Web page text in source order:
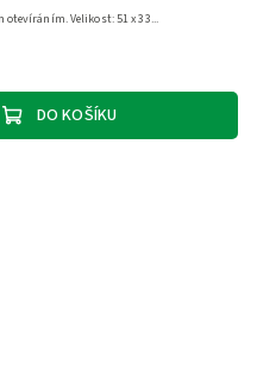
DO KOŠÍKU
Velikost: 51 x 33...